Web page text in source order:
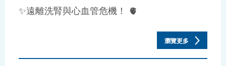
✨遠離洗腎與心血管危機！ 🫀
瀏覽更多